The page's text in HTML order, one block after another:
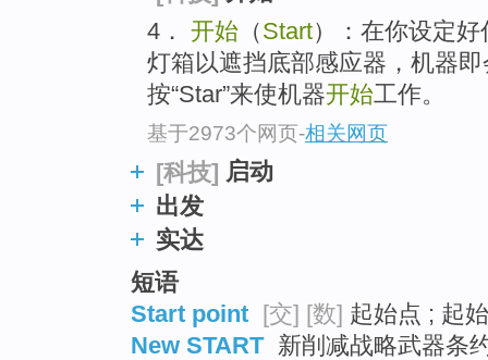
4． 开始 （Start）：在你设定
灯箱以遮挡底部感应器，机器
按“Star”来使机器开始工作。
基于2973个网页-相关网页
[科技] 启动
出发
实达
短语
Start point [交] [数] 起始点 ; 起
New START 新削减战略武器条